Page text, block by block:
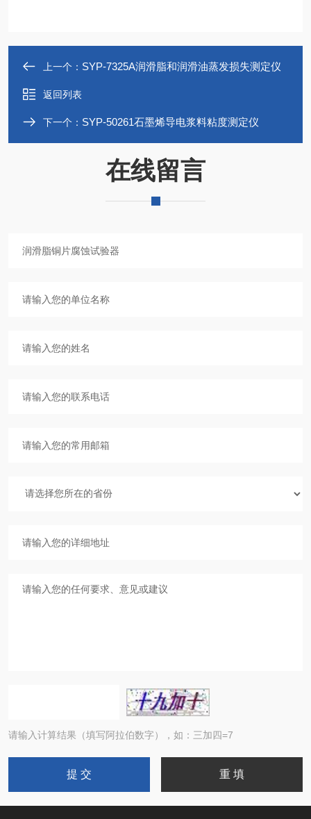
上一个： SYP-7325A润滑脂和润滑油蒸发损失测定仪
返回列表
下一个： SYP-50261石墨烯导电浆料粘度测定仪
在线留言
请输入计算结果（填写阿拉伯数字），如：三加四=7